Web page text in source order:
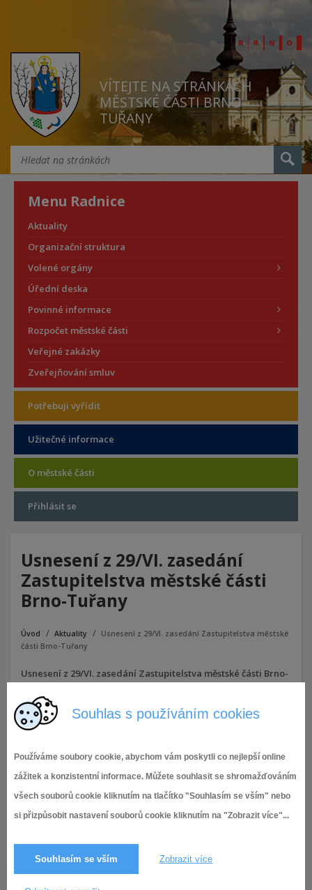
Souhlas s používáním cookies
Používáme soubory cookie, abychom vám poskytli co nejlepší online
zážitek a konzistentní informace. Můžete souhlasit se shromažďováním
všech souborů cookie kliknutím na tlačítko "Souhlasím se vším" nebo
si přizpůsobit nastavení souborů cookie kliknutím na "Zobrazit více"...
Souhlasím se vším Zobrazit více
VÍTEJTE NA STRÁNKÁCH
MĚSTSKÉ ČÁSTI BRNO
TUŘANY
Menu Radnice
Aktuality
Organizační struktura
Volené orgány
Úřední deska
Povinné informace
Rozpočet městské části
Veřejné zakázky
Zveřejňování smluv
Potřebuji vyřídit
Užitečné informace
O městské části
Přihlásit se
Usnesení z 29/VI. zasedání
Zastupitelstva městské části
Brno-Tuřany
Úvod Aktuality
Usnesení z 29/VI. zasedání Zastupitelstva městské
části Brno-Tuřany
Usnesení z 29/VI. zasedání Zastupitelstva městské části Brno-
Usnesení